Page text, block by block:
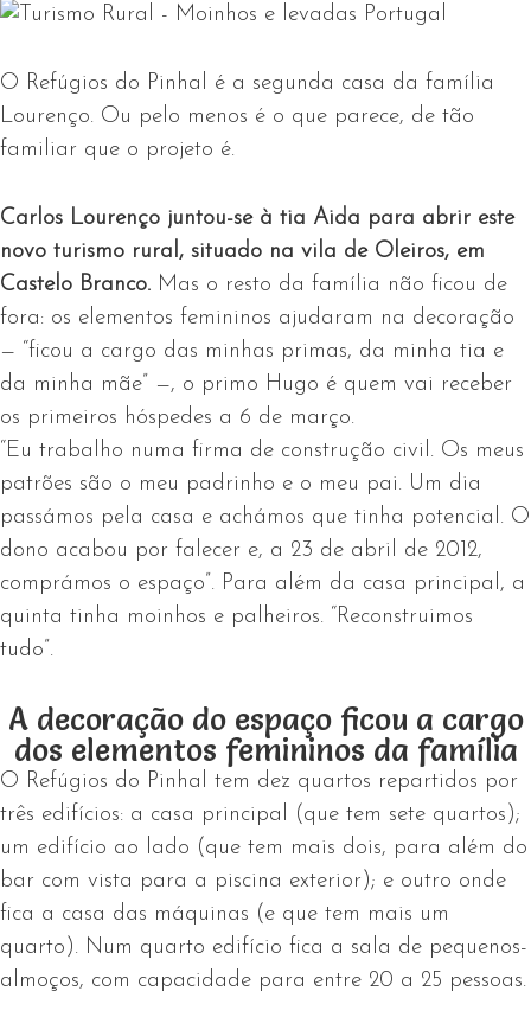
O Refúgios do Pinhal é a segunda casa da família
Lourenço. Ou pelo menos é o que parece, de tão
familiar que o projeto é.
Carlos Lourenço juntou-se à tia Aida para abrir este
novo turismo rural, situado na vila de Oleiros, em
Castelo Branco. Mas o resto da família não ficou de
fora: os elementos femininos ajudaram na decoração
— “ficou a cargo das minhas primas, da minha tia e
da minha mãe” —, o primo Hugo é quem vai receber
os primeiros hóspedes a 6 de março.
“Eu trabalho numa firma de construção civil. Os meus
patrões são o meu padrinho e o meu pai. Um dia
passámos pela casa e achámos que tinha potencial. O
dono acabou por falecer e, a 23 de abril de 2012,
comprámos o espaço”. Para além da casa principal, a
quinta tinha moinhos e palheiros. “Reconstruimos
tudo”.
A decoração do espaço ficou a cargo
dos elementos femininos da família
O Refúgios do Pinhal tem dez quartos repartidos por
três edifícios: a casa principal (que tem sete quartos);
um edifício ao lado (que tem mais dois, para além do
bar com vista para a piscina exterior); e outro onde
fica a casa das máquinas (e que tem mais um
quarto). Num quarto edifício fica a sala de pequenos-
almoços, com capacidade para entre 20 a 25 pessoas.